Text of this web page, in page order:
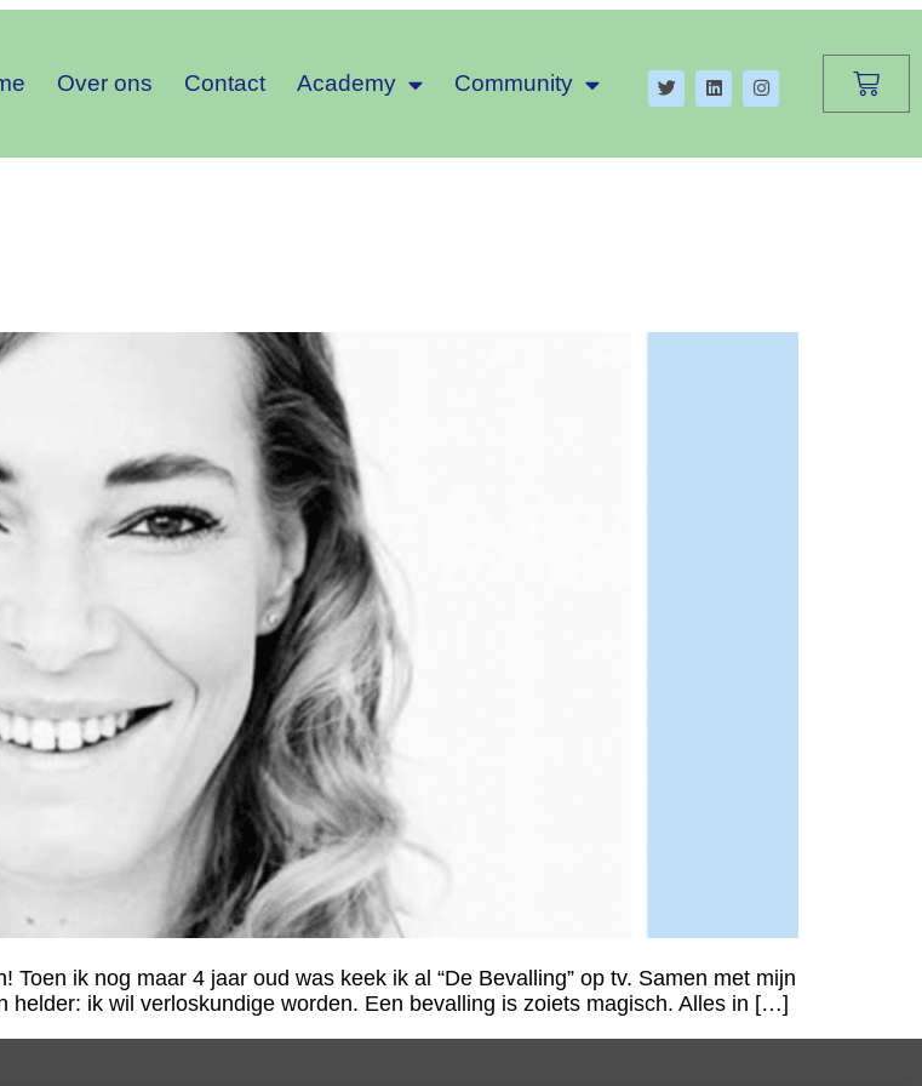
Over ons Contact Academy Community
ik nog maar 4 jaar oud was keek ik al “De Bevalling” op tv. Samen met mijn
ik wil verloskundige worden. Een bevalling is zoiets magisch. Alles in […]